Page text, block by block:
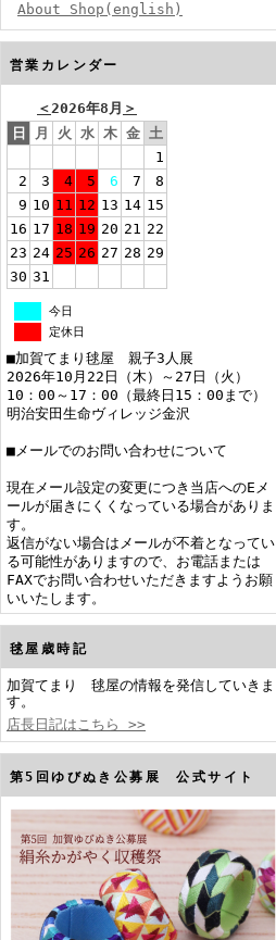
About Shop(english)
営業カレンダー
＜2026年8月 ＞
日
月 火 水 木 金 土
1
2
3 4 5 6 7
8
9 10 11 12 13 14 15
16 17 18 19 20 21 22
23 24 25 26 27 28 29
30 31
今日
定休日
■加賀てまり毬屋 親子3人展
2026年10月22日（木）～27日（火）
10：00～17：00（最終日15：00まで）
明治安田生命ヴィレッジ金沢
■メールでのお問い合わせについて
現在メール設定の変更につき当店へのEメ
ールが届きにくくなっている場合がありま
す。
返信がない場合はメールが不着となってい
る可能性がありますので、お電話または
FAXでお問い合わせいただきますようお願
いいたします。
毬屋歳時記
加賀てまり 毬屋の情報を発信していきま
す。
店長日記はこちら >>
第5回ゆびぬき公募展 公式サイト